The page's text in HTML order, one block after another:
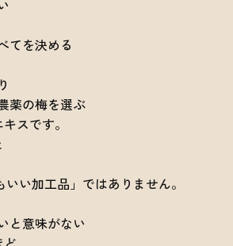
てを決める
薬の梅を選ぶ
スです。
いい加工品」ではありません。
と意味がない